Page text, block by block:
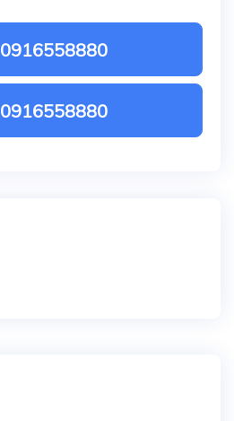
0916558880
0916558880